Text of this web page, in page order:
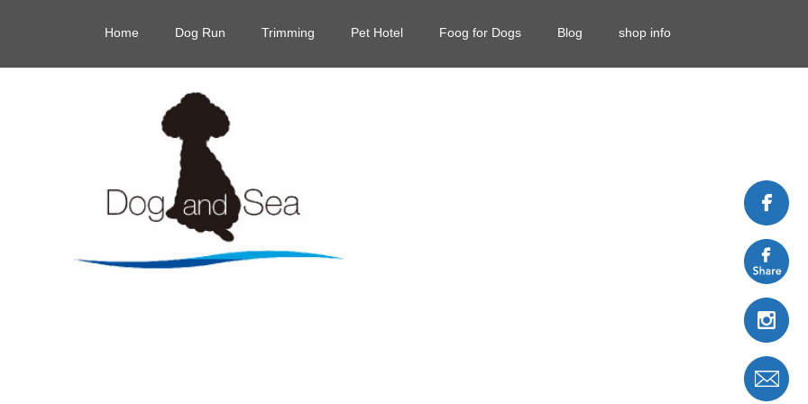
Home Dog Run Trimming Pet Hotel Foog for Dogs Blog shop info